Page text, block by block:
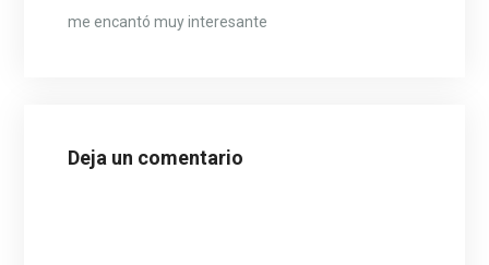
me encantó muy interesante
Deja un comentario